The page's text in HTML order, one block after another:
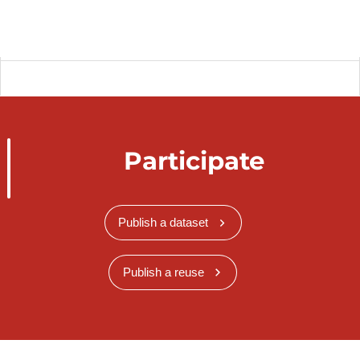
Participate
Publish a dataset
Publish a reuse